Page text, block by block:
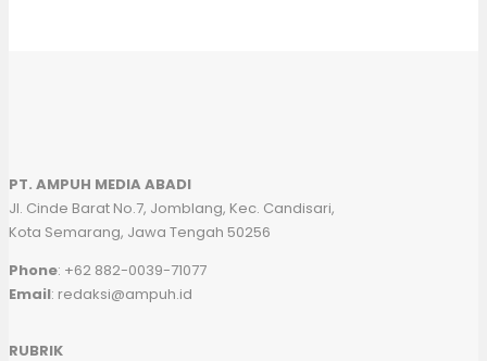
PT. AMPUH MEDIA ABADI
Jl. Cinde Barat No.7, Jomblang, Kec. Candisari,
Kota Semarang, Jawa Tengah 50256
Phone: +62 882-0039-71077
Email: redaksi@ampuh.id
RUBRIK